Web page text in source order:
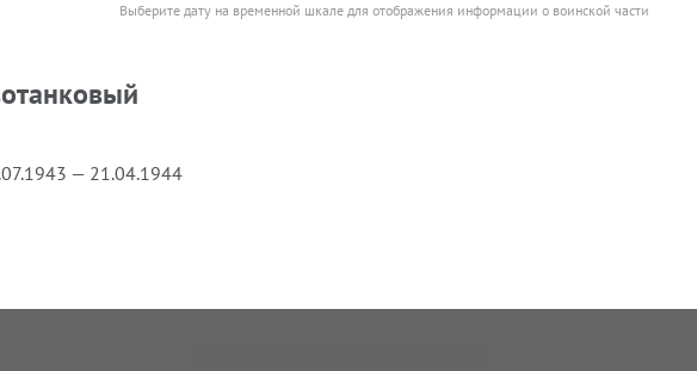
Выберите дату на временной шкале для отображения информации о воинской части
— 21.04.1944